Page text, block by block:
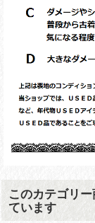
このカテゴリ
ています